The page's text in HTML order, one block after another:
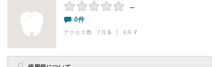
－
0件
アクセス数 7月:5 | 6月:7